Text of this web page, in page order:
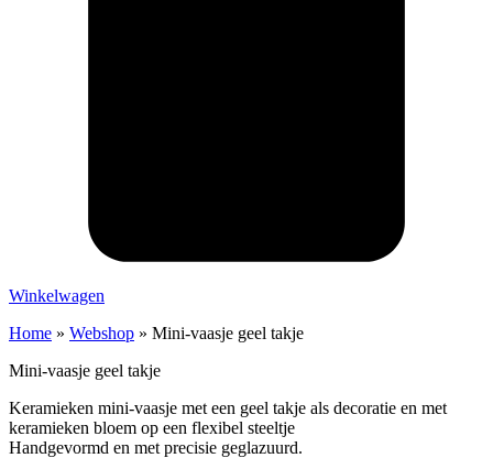
Winkelwagen
Home » Webshop » Mini-vaasje geel takje
Mini-vaasje geel takje
Keramieken mini-vaasje met een geel takje als decoratie en met
keramieken bloem op een flexibel steeltje
Handgevormd en met precisie geglazuurd.